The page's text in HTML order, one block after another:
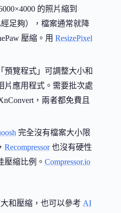
的照片縮到
足夠），檔案通常就降
壓縮。用 ResizePixel
預覽程式」可調整大小和
片應用程式。需要批次處
，兩者都免費且
完全沒有檔案大小限
Recompressor也沒有硬性
壓縮比例。 Compressor.io
和壓縮，也可以參考 AI